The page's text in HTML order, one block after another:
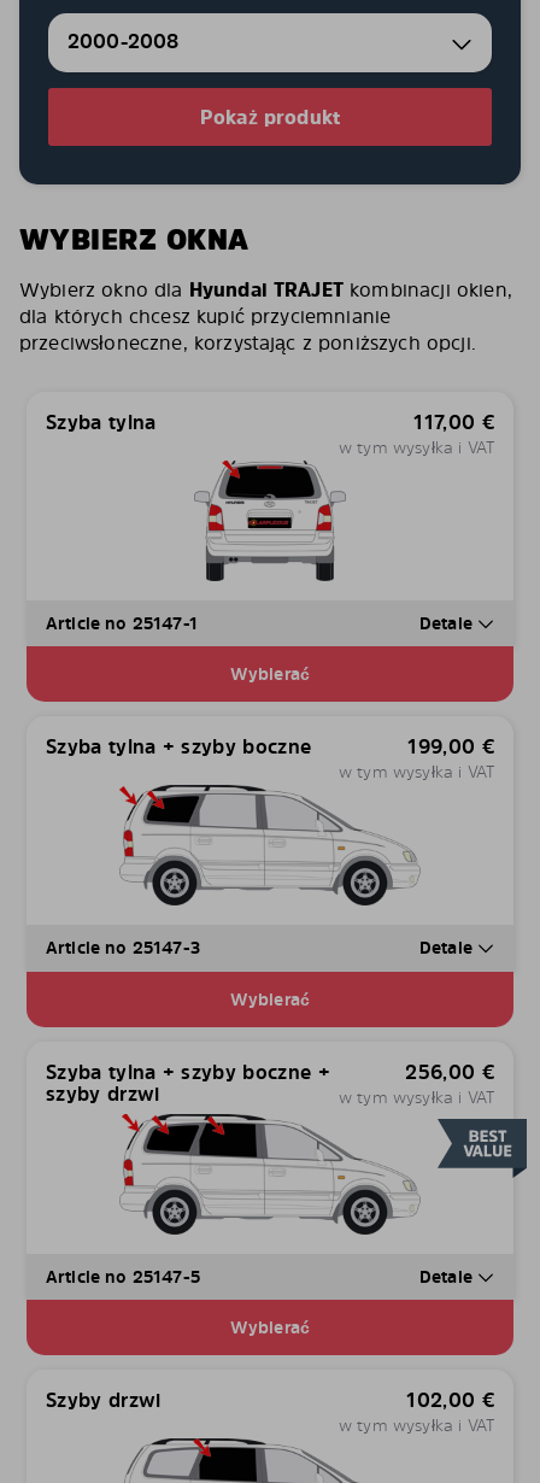
2000-2008
Pokaż produkt
WYBIERZ OKNA
Wybierz okno dla Hyundai TRAJETkombinacji okien,
dla których chcesz kupić przyciemnianie
przeciwsłoneczne, korzystając z poniższych opcji.
Szyba tylna 117,00 €
w tym wysyłka i VAT
Article no 25147-1 Detale
Wybierać
Szyba tylna + szyby boczne 199,00 €
w tym wysyłka i VAT
Article no 25147-3 Detale
Wybierać
Szyba tylna + szyby boczne +
szyby drzwi
256,00 €
w tym wysyłka i VAT
Article no 25147-5 Detale
Wybierać
Szyby drzwi 102,00 €
w tym wysyłka i VAT